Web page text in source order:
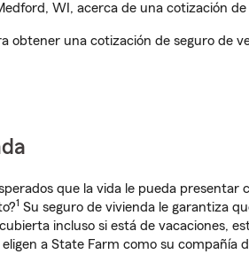
WI, acerca de una cotización
obtener una cotización de seguro de
que la vida le pueda presentar
1 Su seguro de vivienda le garantiza
incluso si está de vacaciones,
a State Farm como su compañía